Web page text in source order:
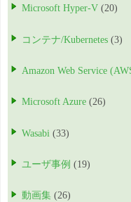
Microsoft Hyper-V (20)
コンテナ/Kubernetes (3)
Amazon Web Service
Microsoft Azure (26)
Wasabi (33)
ユーザ事例 (19)
動画集 (26)